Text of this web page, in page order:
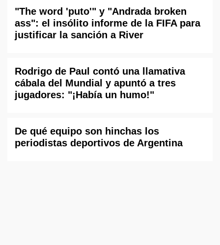
"The word 'puto'" y "Andrada broken
ass": el insólito informe de la FIFA para
justificar la sanción a River
Rodrigo de Paul contó una llamativa
cábala del Mundial y apuntó a tres
jugadores: "¡Había un humo!"
De qué equipo son hinchas los
periodistas deportivos de Argentina